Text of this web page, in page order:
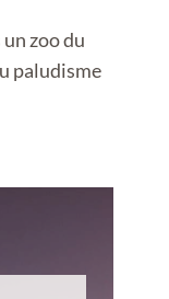
zoo du
paludisme